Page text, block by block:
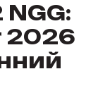
2026